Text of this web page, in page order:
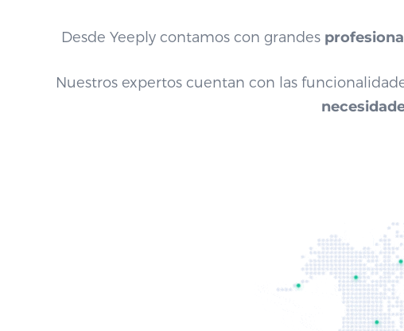
Desde Yeeply contamos con grandes
Nuestros expertos cuentan con las